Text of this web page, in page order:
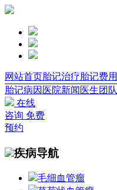
网站首页胎记治疗胎记费用
胎记病因 医院新闻 医生团队
在线
咨询 免费
预约
疾病导航
毛细血管瘤